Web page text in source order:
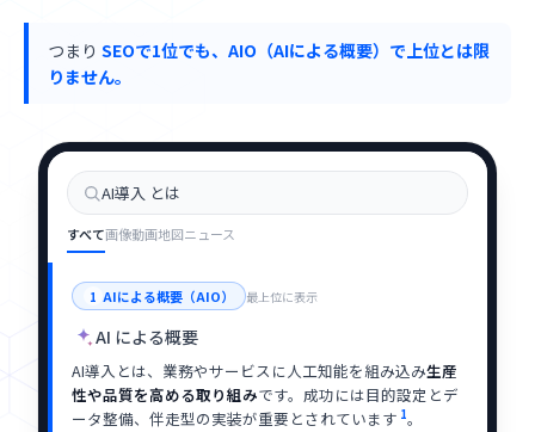
つまり SEOで1位でも、AIO（AIによる概要）で上位とは限
りません。
AI導入 とは
すべて画像動画地図ニュース
1 AIによる概要（AIO） 最上位に表示
AI による概要
AI導入とは、業務やサービスに人工知能を組み込み生産
性や品質を高める取り組みです。成功には目的設定とデ
ータ整備、伴走型の実装が重要とされています 1。